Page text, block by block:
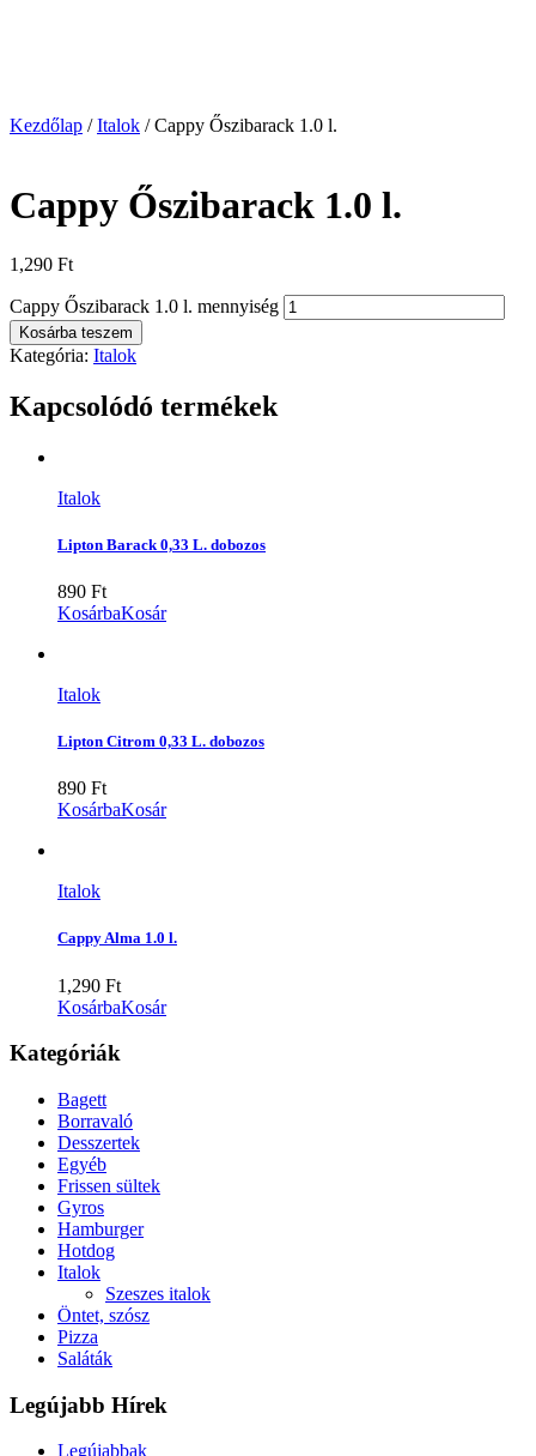
Kezdőlap /Italok / Cappy Őszibarack 1.0 l.
Cappy Őszibarack 1.0 l.
1,290 Ft
Cappy Őszibarack 1.0 l. mennyiség
Kosárba teszem
Kategória: Italok
Kapcsolódó termékek
Italok
Lipton Barack 0,33 L. dobozos
890 Ft
KosárbaKosár
Italok
Lipton Citrom 0,33 L. dobozos
890 Ft
KosárbaKosár
Italok
Cappy Alma 1.0 l.
1,290 Ft
KosárbaKosár
Kategóriák
Bagett
Borravaló
Desszertek
Egyéb
Frissen sültek
Gyros
Hamburger
Hotdog
Italok
Szeszes italok
Öntet, szósz
Pizza
Saláták
Legújabb Hírek
Legújabbak